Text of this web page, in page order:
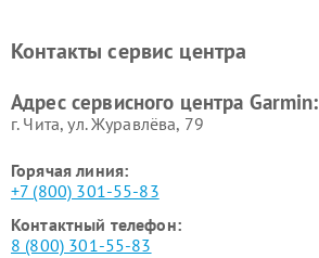
Контакты сервис центра
Адрес сервисного центра Garmin:
г. Чита, ул. Журавлёва, 79
Горячая линия:
+7 (800) 301-55-83
Контактный телефон:
8 (800) 301-55-83